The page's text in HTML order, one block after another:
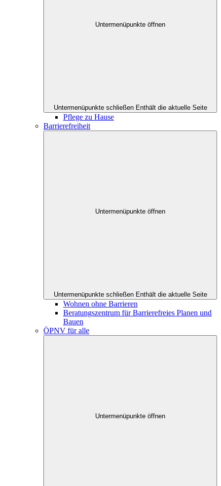
Untermenüpunkte öffnen
Untermenüpunkte schließen Enthält die aktuelle Seite
Pflege zu Hause
Barrierefreiheit
Untermenüpunkte öffnen
Untermenüpunkte schließen Enthält die aktuelle Seite
Wohnen ohne Barrieren
Beratungszentrum für Barrierefreies Planen und
Bauen
ÖPNV für alle
Untermenüpunkte öffnen